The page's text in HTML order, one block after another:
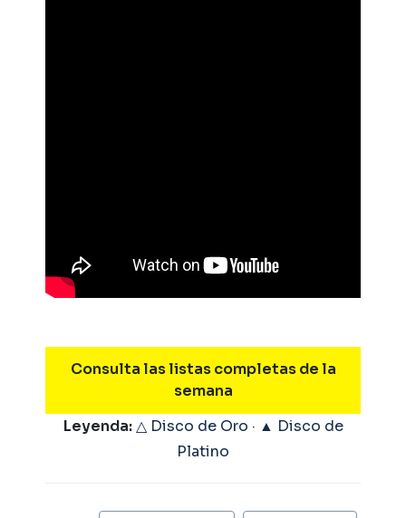
Consulta las listas completas de la
semana
Leyenda:△ Disco de Oro · ▲ Disco de
Platino